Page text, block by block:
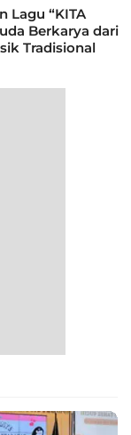
Lagu “KITA
Berkarya dari
Tradisional